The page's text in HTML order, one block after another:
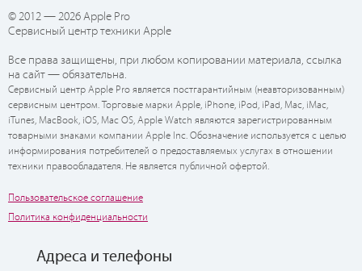
© 2012 — 2026 Apple Pro
Сервисный центр техники Apple
Все права защищены, при любом копировании материала, ссылка
на сайт — обязательна.
Сервисный центр Apple Pro является постгарантийным (неавторизованным)
сервисным центром. Торговые марки Apple, iPhone, iPod, iPad, Mac, iMac,
iTunes, MacBook, iOS, Mac OS, Apple Watch являются зарегистрированным
товарными знаками компании Apple Inc. Обозначение используется с целью
информирования потребителей о предоставляемых услугах в отношении
техники правообладателя. Не является публичной офертой.
Пользовательское соглашение
Политика конфиденциальности
Адреса и телефоны